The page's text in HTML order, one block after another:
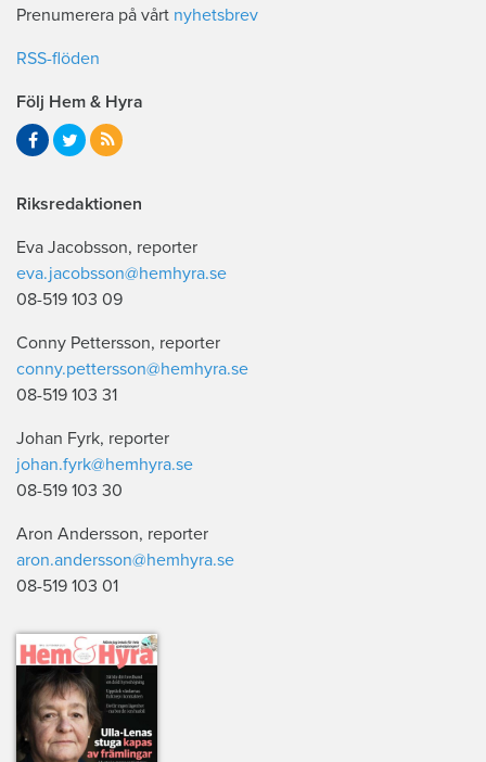
Prenumerera på vårt nyhetsbrev
RSS-flöden
Följ Hem & Hyra
Riksredaktionen
Eva Jacobsson, reporter
eva.jacobsson@hemhyra.se
08-519 103 09
Conny Pettersson, reporter
conny.pettersson@hemhyra.se
08-519 103 31
Johan Fyrk, reporter
johan.fyrk@hemhyra.se
08-519 103 30
Aron Andersson, reporter
aron.andersson@hemhyra.se
08-519 103 01